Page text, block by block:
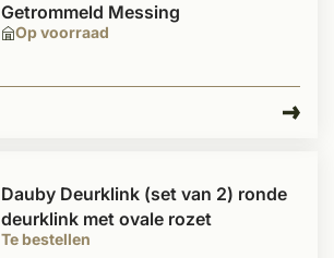
Op voorraad
Getrommeld Messing
Te bestellen
Dauby Deurklink (set van 2) ronde
deurklink met ovale rozet